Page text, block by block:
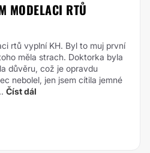
MODELACI RTŮ
rtů vyplní KH. Byl to muj první
měla strach. Doktorka byla
důvěru, což je opravdu
nebolel, jen jsem cítila jemné
Číst dál